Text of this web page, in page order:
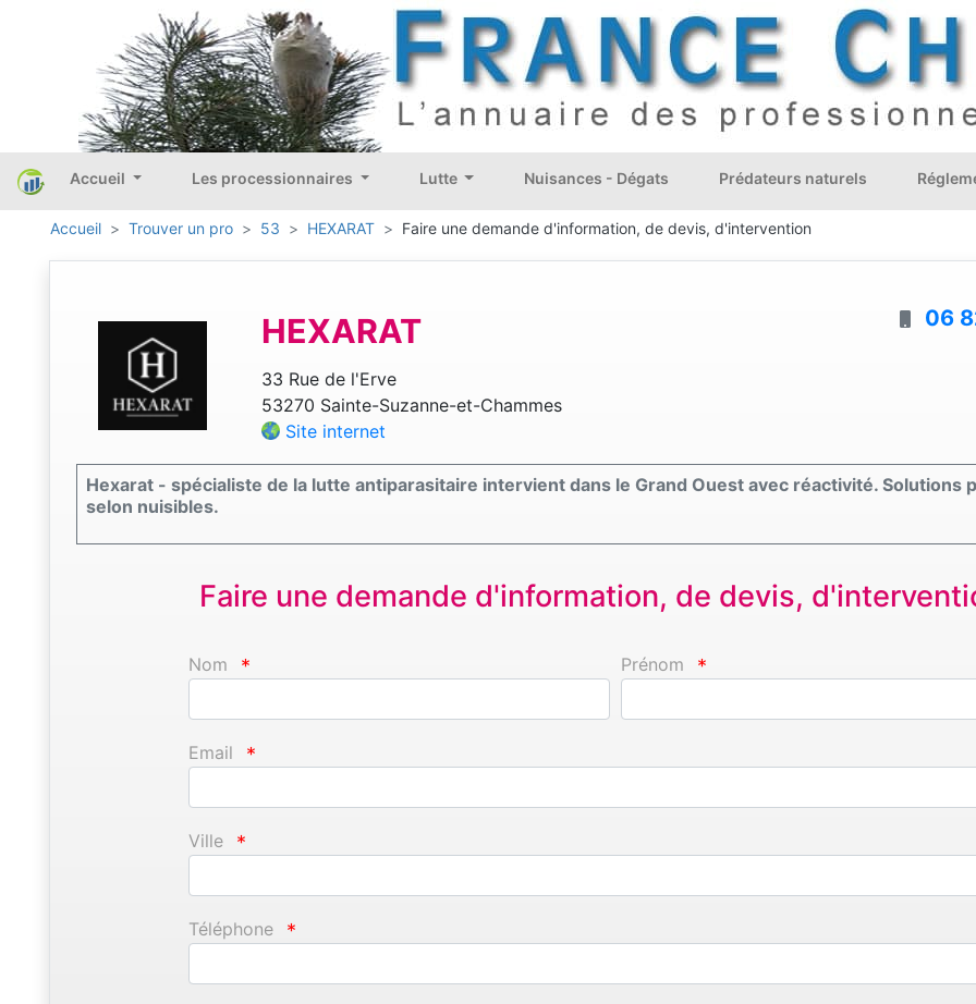
Accueil Les processionnaires Lutte Nuisances - Dégats Prédateurs naturels
Accueil Trouver un pro 53 HEXARAT Faire une demande d'information, de devis, d'intervention
HEXARAT
33 Rue de l'Erve
53270 Sainte-Suzanne-et-Chammes
Site internet
06
Hexarat - spécialiste de la lutte antiparasitaire intervient dans le Grand Ouest avec réactivité. Solutions
selon nuisibles.
Faire une demande d'information, de devis,
Nom * Prénom *
Email *
Ville *
Téléphone *